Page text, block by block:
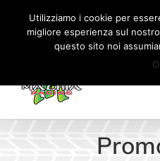
Salta
contenuto
Il mio account
Utilizziamo i cookie per
migliore esperienza sul
questo sito noi